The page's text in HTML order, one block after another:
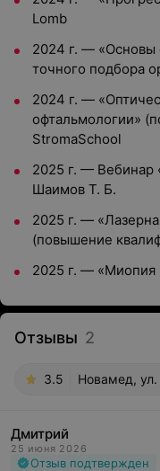
Lomb
2024 г. — «Основы
точного подбора
2024 г. —
офтальмологии»
StromaSchool
2025 г. — Вебинар
Шаимов Т. Б.
2025 г. —
(повышение
2025 г. — «Миопия
Отзывы 2
3.5 Новамед, ул.
Дмитрий
25 июня 2026
Отзыв подтвержден